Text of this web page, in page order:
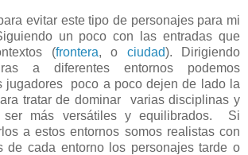
evitar este tipo de personajes para mi
un poco con las entradas que
(frontera, o ciudad). Dirigiendo
a diferentes entornos podemos
jugadores poco a poco dejen de lado la
tratar de dominar varias disciplinas y
ser más versátiles y equilibrados. Si
a estos entornos somos realistas con
de cada entorno los personajes tarde o